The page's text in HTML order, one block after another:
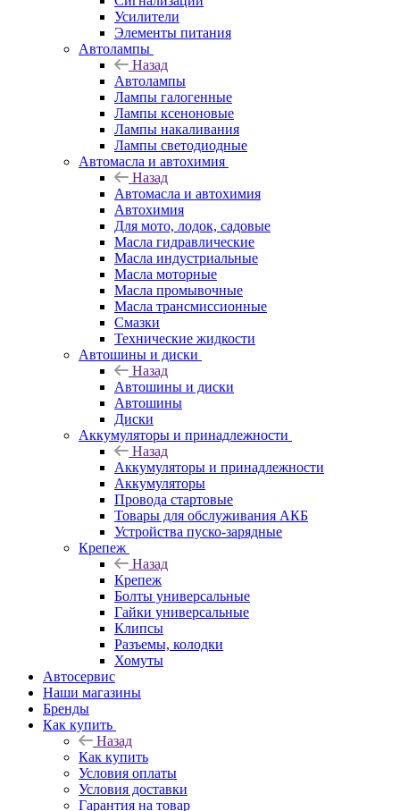
Усилители
Элементы питания
Автолампы
Назад
Автолампы
Лампы галогенные
Лампы ксеноновые
Лампы накаливания
Лампы светодиодные
Автомасла и автохимия
Назад
Автомасла и автохимия
Автохимия
Для мото, лодок, садовые
Масла гидравлические
Масла индустриальные
Масла моторные
Масла промывочные
Масла трансмиссионные
Смазки
Технические жидкости
Автошины и диски
Назад
Автошины и диски
Автошины
Диски
Аккумуляторы и принадлежности
Назад
Аккумуляторы и принадлежности
Аккумуляторы
Провода стартовые
Товары для обслуживания АКБ
Устройства пуско-зарядные
Крепеж
Назад
Крепеж
Болты универсальные
Гайки универсальные
Клипсы
Разъемы, колодки
Хомуты
Автосервис
Наши магазины
Бренды
Как купить
Назад
Как купить
Условия оплаты
Условия доставки
Гарантия на товар